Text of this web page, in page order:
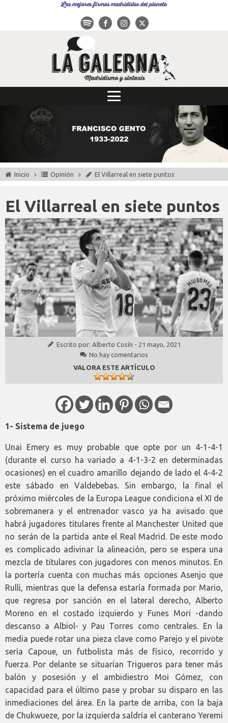
Las mejores firmas madridistas del planeta
Inicio Opinión El Villarreal en siete puntos
El Villarreal en siete puntos
Escrito por: Alberto Cosín - 21 mayo, 2021
No hay comentarios
VALORA ESTE ARTÍCULO
1- Sistema de juego
Unai Emery es muy probable que opte por un 4-1-4-1
(durante el curso ha variado a 4-1-3-2 en determinadas
ocasiones) en el cuadro amarillo dejando de lado el 4-4-2
este sábado en Valdebebas. Sin embargo, la final el
próximo miércoles de la Europa League condiciona el XI de
sobremanera y el entrenador vasco ya ha avisado que
habrá jugadores titulares frente al Manchester United que
no serán de la partida ante el Real Madrid. De este modo
es complicado adivinar la alineación, pero se espera una
mezcla de titulares con jugadores con menos minutos. En
la portería cuenta con muchas más opciones Asenjo que
Rulli, mientras que la defensa estaría formada por Mario,
que regresa por sanción en el lateral derecho, Alberto
Moreno en el costado izquierdo y Funes Mori -dando
descanso a Albiol- y Pau Torres como centrales. En la
media puede rotar una pieza clave como Parejo y el pivote
sería Capoue, un futbolista más de físico, recorrido y
fuerza. Por delante se situarían Trigueros para tener más
balón y posesión y el ambidiestro Moi Gómez, con
capacidad para el último pase y probar su disparo en las
inmediaciones del área. En la parte de arriba, con la baja
de Chukwueze, por la izquierda saldría el canterano Yeremi